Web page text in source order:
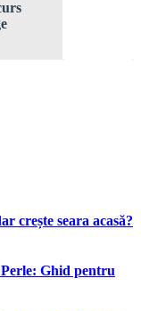
crește seara acasă?
Ghid pentru